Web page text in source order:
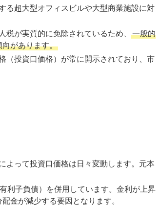
る超大型オフィスビルや大型商業施設に対
税が実質的に免除されているため、
一般的
があります。
（投資口価格）が常に開示されており、市
よって投資口価格は日々変動します。元本
利子負債）を併用しています。金利が上昇
金が減少する要因となります。